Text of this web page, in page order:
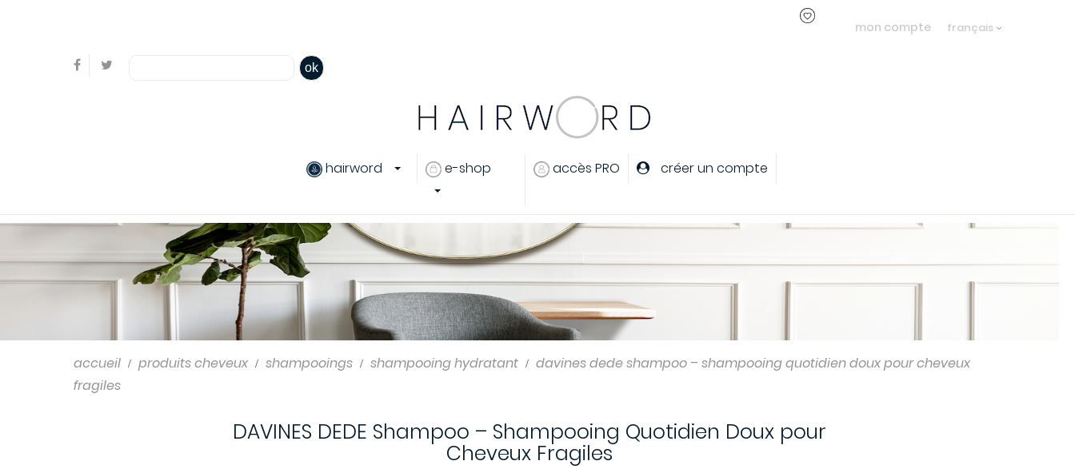
français
mon compte
ok
hairword e-shop
produits cheveux
Coiffants
Packs produits cheveux
Produits colorants
Shampooings
accès PRO créer un compte
accueil produits cheveux shampooings shampooing hydratant
davines dede shampoo – shampooing quotidien doux pour cheveux
fragiles
DAVINES DEDE Shampoo – Shampooing Quotidien Doux pour
Cheveux Fragiles